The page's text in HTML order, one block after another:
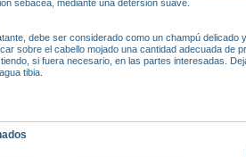
sebácea, mediante una detersión suave.
debe ser considerado como un champú
sobre el cabello mojado una cantidad adecuada de
si fuera necesario, en las partes interesadas.
tibia.